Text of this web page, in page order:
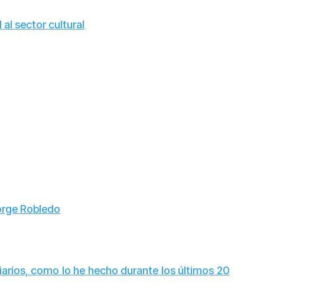
al sector cultural
Robledo
como lo he hecho durante los últimos 20